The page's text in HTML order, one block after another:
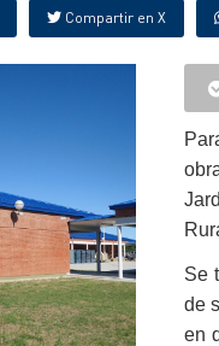
Compartir en X
Se
de
en